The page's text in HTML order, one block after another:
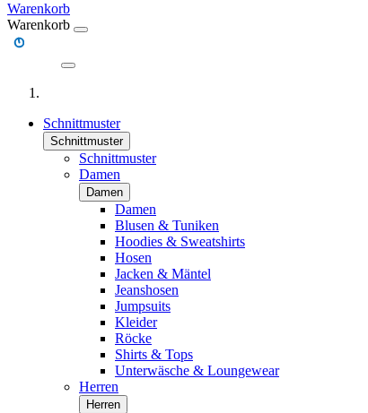
Warenkorb
Warenkorb
Schnittmuster
Schnittmuster
Schnittmuster
Damen
Damen
Damen
Blusen & Tuniken
Hoodies & Sweatshirts
Hosen
Jacken & Mäntel
Jeanshosen
Jumpsuits
Kleider
Röcke
Shirts & Tops
Unterwäsche & Loungewear
Herren
Herren